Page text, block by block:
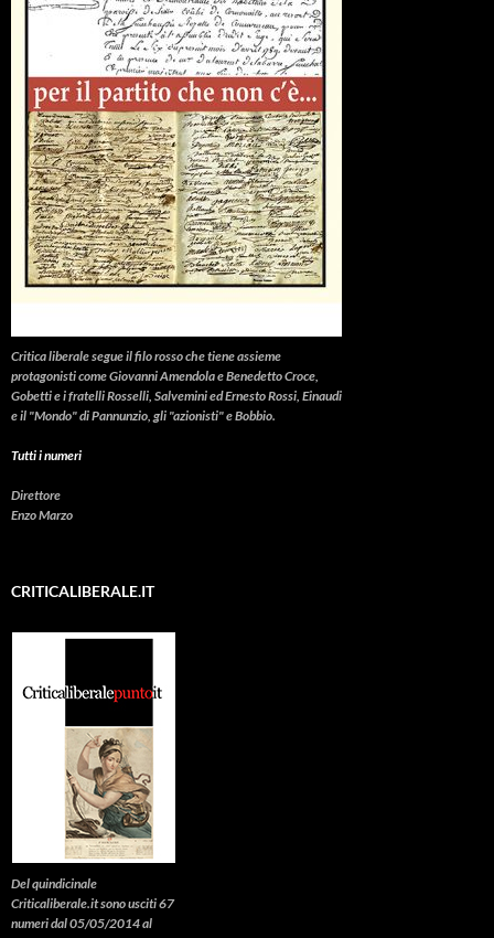
Critica liberalesegue il filo rosso che tiene assieme
protagonisti come Giovanni Amendola e Benedetto Croce,
Gobetti e i fratelli Rosselli, Salvemini ed Ernesto Rossi, Einaudi
e il "Mondo" di Pannunzio, gli "azionisti" e Bobbio.
Tutti i numeri
Direttore
Enzo Marzo
CRITICALIBERALE.IT
Del quindicinale
Criticaliberale.it sono usciti 67
numeri dal 05/05/2014 al